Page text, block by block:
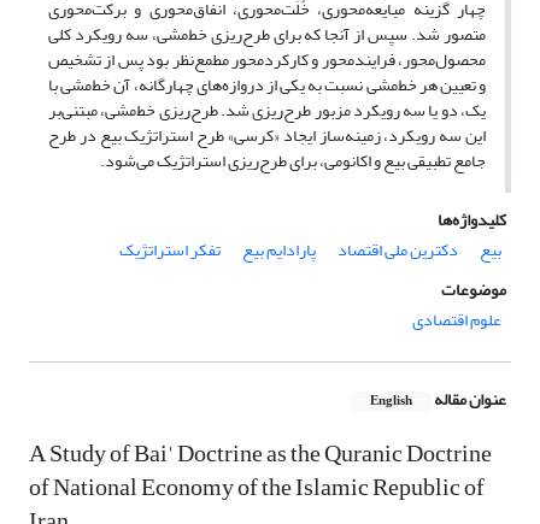
چهار گزینه مبایعه‌محوری، خُلَت‌محوری، انفاق‌محوری و برکت‌محوری
متصور شد. سپس از آنجا که برای طرح‌ریزی خط‌مشی، سه رویکرد کلی
محصول‌محور، فرایندمحور و کارکردمحور مطمع‌نظر بود پس از تشخیص
و تعیین هر خط‌مشی نسبت به یکی از دروازه‌های چهارگانه، آن خط‌مشی با
یک، دو یا سه رویکرد مزبور طرح‌ریزی شد. طرح‌ریزی خط‌مشی، مبتنی‌بر
این سه رویکرد، زمینه‌ساز ایجاد «کرسی» طرح استراتژیک بیع در طرح
جامع تطبیقی بیع و اکانومی، برای طرح‌ریزی استراتژیک می‌شود.
کلیدواژه‌ها
بیع
دکترین ملی اقتصاد پارادایم بیع
تفکر استراتژیک
موضوعات
علوم اقتصادی
عنوان مقاله English
A Study of Bai' Doctrine as the Quranic Doctrine
of National Economy of the Islamic Republic of